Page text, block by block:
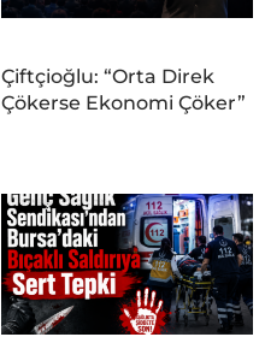
Çiftçioğlu: “Orta Direk
Çökerse Ekonomi Çöker”